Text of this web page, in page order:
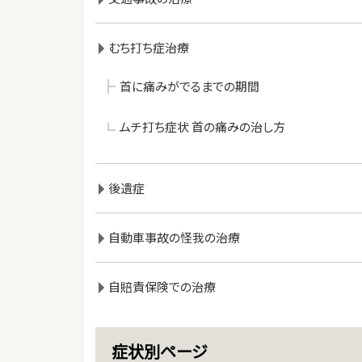
むち打ち症治療
首に痛みがでるまでの期間
ムチ打ち症状 首の痛みの治し方
後遺症
自動車事故の怪我の治療
自賠責保険での治療
症状別ページ